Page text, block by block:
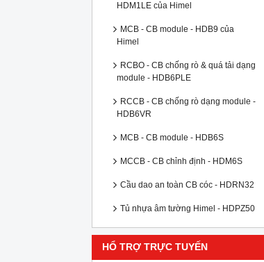
HDM1LE của Himel
MCB - CB module - HDB9 của
Himel
RCBO - CB chống rò & quá tải dạng
module - HDB6PLE
RCCB - CB chống rò dạng module -
HDB6VR
MCB - CB module - HDB6S
MCCB - CB chỉnh định - HDM6S
Cầu dao an toàn CB cóc - HDRN32
Tủ nhựa âm tường Himel - HDPZ50
HỔ TRỢ TRỰC TUYẾN